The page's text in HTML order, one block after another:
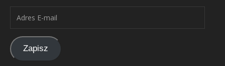
Zapisz